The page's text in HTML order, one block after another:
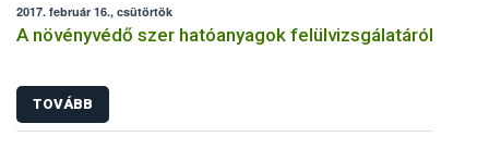
2017. február 16., csütörtök
A növényvédő szer hatóanyagok felülvizsgálatáról
TOVÁBB